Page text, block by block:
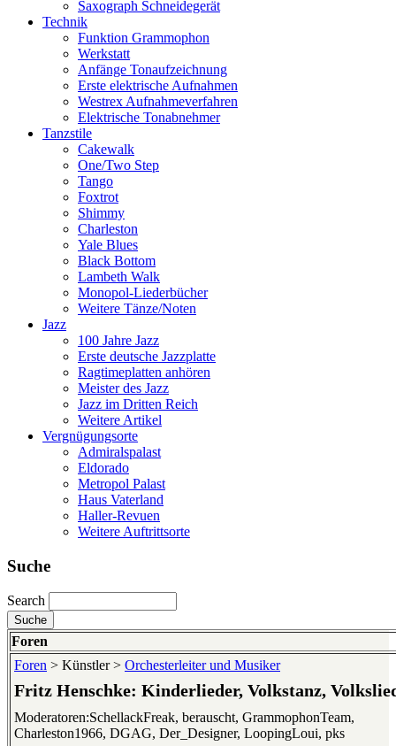
Saxograph Schneidegerät
Technik
Funktion Grammophon
Werkstatt
Anfänge Tonaufzeichnung
Erste elektrische Aufnahmen
Westrex Aufnahmeverfahren
Elektrische Tonabnehmer
Tanzstile
Cakewalk
One/Two Step
Tango
Foxtrot
Shimmy
Charleston
Yale Blues
Black Bottom
Lambeth Walk
Monopol-Liederbücher
Weitere Tänze/Noten
Jazz
100 Jahre Jazz
Erste deutsche Jazzplatte
Ragtimeplatten anhören
Meister des Jazz
Jazz im Dritten Reich
Weitere Artikel
Vergnügungsorte
Admiralspalast
Eldorado
Metropol Palast
Haus Vaterland
Haller-Revuen
Weitere Auftrittsorte
Suche
Search
Foren
Foren > Künstler > Orchesterleiter und Musiker
Fritz Henschke: Kinderlieder, Volkstanz,
Moderatoren:SchellackFreak, berauscht, GrammophonTeam,
Charleston1966, DGAG, Der_Designer, LoopingLoui, pks